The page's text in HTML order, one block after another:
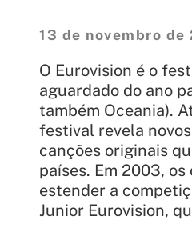
13 de novembro de
O Eurovision é o
aguardado do ano
também Oceania).
festival revela
canções originais
países. Em 2003,
estender a
Junior Eurovision,